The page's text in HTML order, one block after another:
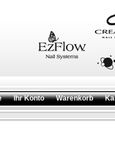
Ihr Konto Warenkorb